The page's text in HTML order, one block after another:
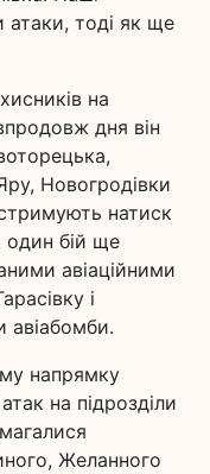
атаки, тоді як ще
на
дня він
Новогродівки
натиск
один бій ще
авіаційними
і
авіабомби.
напрямку
на підрозділи
Желанного